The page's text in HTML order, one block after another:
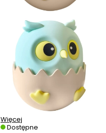
Więcej
Dostępne